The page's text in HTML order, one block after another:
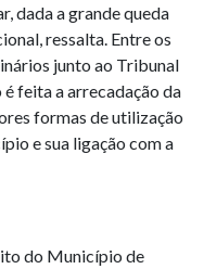
dada a grande queda
ressalta. Entre os
junto ao Tribunal
feita a arrecadação da
formas de utilização
e sua ligação com a
do Município de